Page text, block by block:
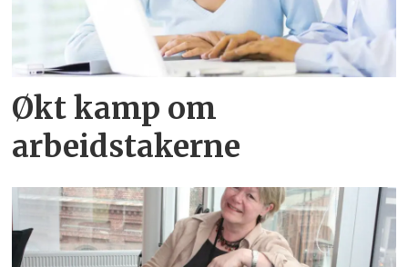
Økt kamp om
arbeidstakerne